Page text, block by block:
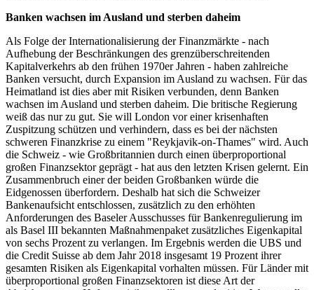
Banken wachsen im Ausland und sterben daheim
Als Folge der Internationalisierung der Finanzmärkte - nach
Aufhebung der Beschränkungen des grenzüberschreitenden
Kapitalverkehrs ab den frühen 1970er Jahren - haben zahlreiche
Banken versucht, durch Expansion im Ausland zu wachsen. Für das
Heimatland ist dies aber mit Risiken verbunden, denn Banken
wachsen im Ausland und sterben daheim. Die britische Regierung
weiß das nur zu gut. Sie will London vor einer krisenhaften
Zuspitzung schützen und verhindern, dass es bei der nächsten
schweren Finanzkrise zu einem "Reykjavik-on-Thames" wird. Auch
die Schweiz - wie Großbritannien durch einen überproportional
großen Finanzsektor geprägt - hat aus den letzten Krisen gelernt. Ein
Zusammenbruch einer der beiden Großbanken würde die
Eidgenossen überfordern. Deshalb hat sich die Schweizer
Bankenaufsicht entschlossen, zusätzlich zu den erhöhten
Anforderungen des Baseler Ausschusses für Bankenregulierung im
als Basel III bekannten Maßnahmenpaket zusätzliches Eigenkapital
von sechs Prozent zu verlangen. Im Ergebnis werden die UBS und
die Credit Suisse ab dem Jahr 2018 insgesamt 19 Prozent ihrer
gesamten Risiken als Eigenkapital vorhalten müssen. Für Länder mit
überproportional großen Finanzsektoren ist diese Art der